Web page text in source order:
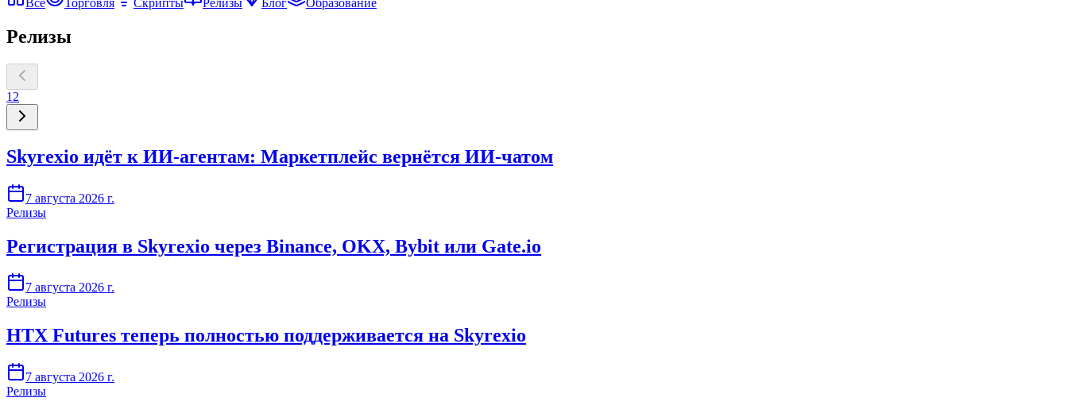
Все Торговля Скрипты Релизы Блог Образование
Релизы
1 2
Skyrexio идёт к ИИ-агентам: Маркетплейс вернётся ИИ-чатом
7 августа 2026 г.
Релизы
Регистрация в Skyrexio через Binance, OKX, Bybit или Gate.io
7 августа 2026 г.
Релизы
HTX Futures теперь полностью поддерживается на Skyrexio
7 августа 2026 г.
Релизы